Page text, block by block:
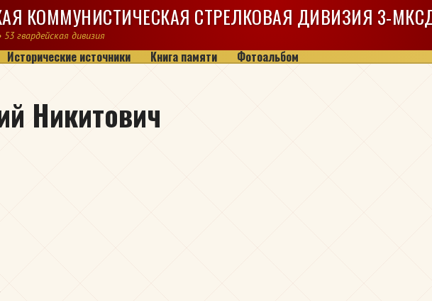
КОММУНИСТИЧЕСКАЯ СТРЕЛКОВАЯ ДИВИЗИЯ 3-
гвардейская дивизия
Исторические источники Книга памяти Фотоальбом
Никитович